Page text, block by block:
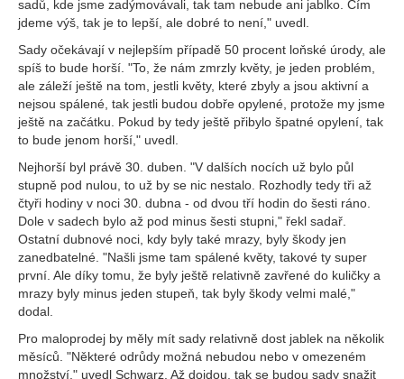
sadů, kde jsme zadýmovávali, tak tam nebude ani jablko. Čím
jdeme výš, tak je to lepší, ale dobré to není," uvedl.
Sady očekávají v nejlepším případě 50 procent loňské úrody, ale
spíš to bude horší. "To, že nám zmrzly květy, je jeden problém,
ale záleží ještě na tom, jestli květy, které zbyly a jsou aktivní a
nejsou spálené, tak jestli budou dobře opylené, protože my jsme
ještě na začátku. Pokud by tedy ještě přibylo špatné opylení, tak
to bude jenom horší," uvedl.
Nejhorší byl právě 30. duben. "V dalších nocích už bylo půl
stupně pod nulou, to už by se nic nestalo. Rozhodly tedy tři až
čtyři hodiny v noci 30. dubna - od dvou tří hodin do šesti ráno.
Dole v sadech bylo až pod minus šesti stupni," řekl sadař.
Ostatní dubnové noci, kdy byly také mrazy, byly škody jen
zanedbatelné. "Našli jsme tam spálené květy, takové ty super
první. Ale díky tomu, že byly ještě relativně zavřené do kuličky a
mrazy byly minus jeden stupeň, tak byly škody velmi malé,"
dodal.
Pro maloprodej by měly mít sady relativně dost jablek na několik
měsíců. "Některé odrůdy možná nebudou nebo v omezeném
množství," uvedl Schwarz. Až dojdou, tak se budou sady snažit